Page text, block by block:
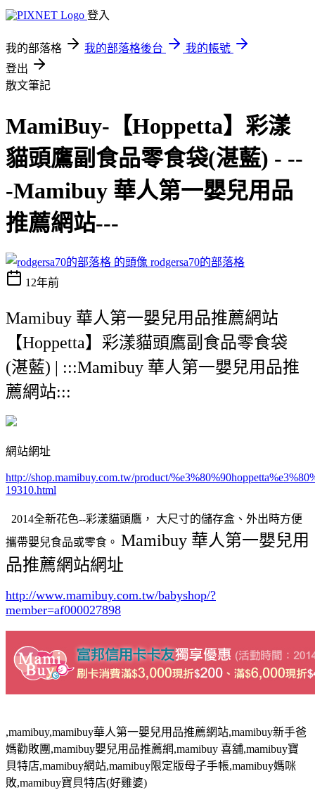
登入
我的部落格 我的部落格後台
我的帳號
登出
散文筆記
MamiBuy-【Hoppetta】彩漾
貓頭鷹副食品零食袋(湛藍) - --
-Mamibuy 華人第一嬰兒用品
推薦網站---
rodgersa70的部落格
12年前
Mamibuy 華人第一嬰兒用品推薦網站
【Hoppetta】彩漾貓頭鷹副食品零食袋
(湛藍) | :::Mamibuy 華人第一嬰兒用品推
薦網站:::
網站網址
http://shop.mamibuy.com.tw/product/
19310.html
2014全新花色--彩漾貓頭鷹， 大尺寸的儲存盒、外出時方便
攜帶嬰兒食品或零食。 Mamibuy 華人第一嬰兒用
品推薦網站網址
http://www.mamibuy.com.tw/babyshop/?
member=af000027898
,mamibuy,mamibuy華人第一嬰兒用品推薦網站,mamibuy新手爸
媽勸敗團,mamibuy嬰兒用品推薦網,mamibuy 喜舖,mamibuy寶
貝特店,mamibuy網站,mamibuy限定版母子手帳,mamibuy媽咪
敗,mamibuy寶貝特店(好雞婆)